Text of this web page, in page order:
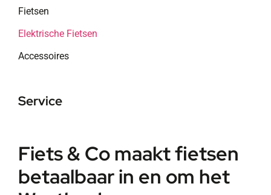
Fietsen
Elektrische Fietsen
Accessoires
Service
Fiets & Co maakt fietsen
betaalbaar in en om het